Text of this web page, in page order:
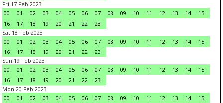
Fri 17 Feb 2023
00
01 02 03 04 05 06 07 08 09 10 11 12 13 14
15
16
17 18 19 20 21 22
23
Sat 18 Feb 2023
00
01 02 03 04 05 06 07 08 09 10 11 12 13 14
15
16
17 18 19 20 21 22
23
Sun 19 Feb 2023
00
01 02 03 04 05 06 07 08 09 10 11 12 13 14
15
16
17 18 19 20 21 22
23
Mon 20 Feb 2023
00
01 02 03 04 05 06 07 08 09 10 11 12 13 14
15